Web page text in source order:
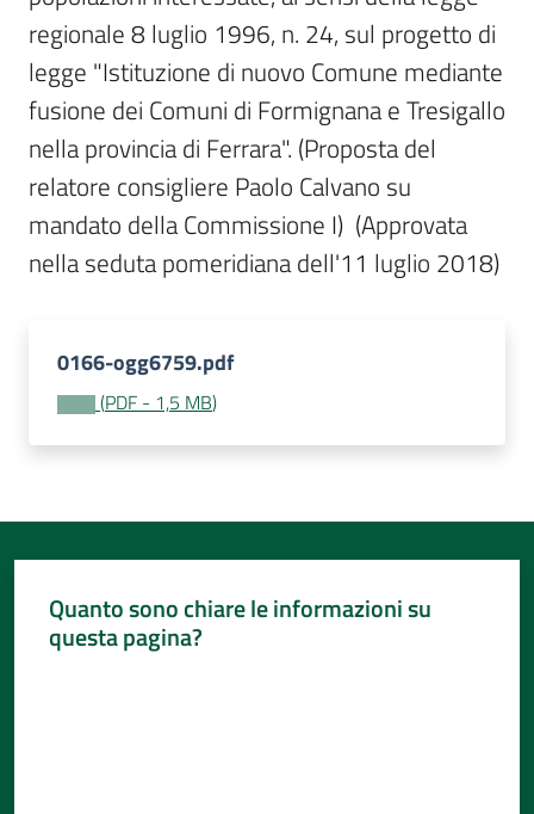
media
Per
i
cittadini
regionale 8 luglio 1996, n. 24, sul progetto di
legge "Istituzione di nuovo Comune mediante
fusione dei Comuni di Formignana e Tresigallo
nella provincia di Ferrara". (Proposta del
relatore consigliere Paolo Calvano su
mandato della Commissione I)  (Approvata
nella seduta pomeridiana dell'11 luglio 2018)
0166-ogg6759.pdf
(PDF - 1,5 MB)
Quanto sono chiare le informazioni su
questa pagina?